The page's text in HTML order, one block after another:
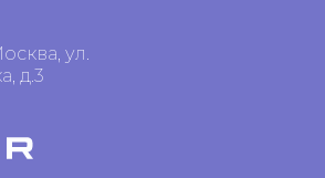
ул.
д.3